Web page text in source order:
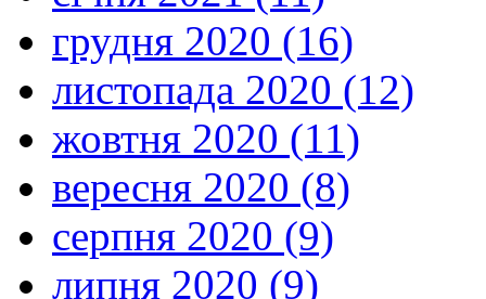
грудня 2020 (16)
листопада 2020 (12)
жовтня 2020 (11)
вересня 2020 (8)
серпня 2020 (9)
липня 2020 (9)